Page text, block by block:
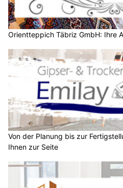
Orientteppich Täbriz GmbH: Ihre
Von der Planung bis zur
Ihnen zur Seite